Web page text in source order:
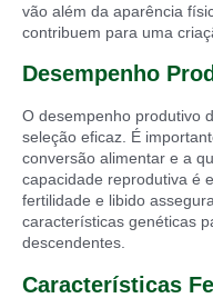
vão além da aparência
contribuem para uma
Desempenho
O desempenho produtivo
seleção eficaz. É
conversão alimentar e a
capacidade reprodutiva é
fertilidade e libido
características genéticas
descendentes.
Características